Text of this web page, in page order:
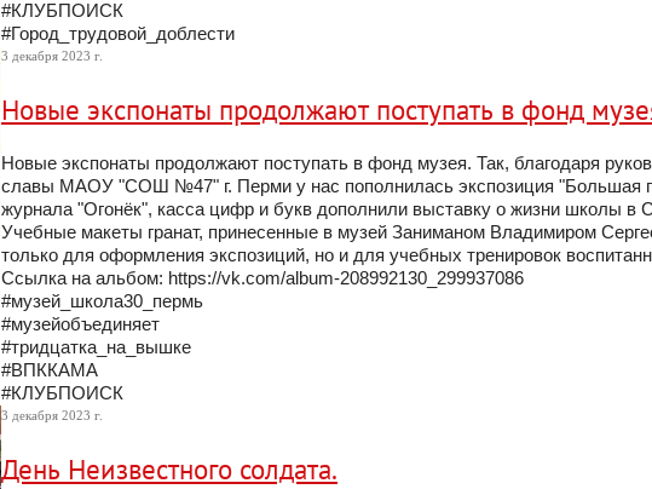
#КЛУБПОИСК
#Город_трудовой_доблести
3 декабря 2023 г.
Новые экспонаты продолжают поступать в фонд
Новые экспонаты продолжают поступать в фонд музея. Так, благодаря
славы МАОУ "СОШ №47" г. Перми у нас пополнилась экспозиция "Большая
журнала "Огонёк", касса цифр и букв дополнили выставку о жизни школы в
Учебные макеты гранат, принесенные в музей Заниманом Владимиром
только для оформления экспозиций, но и для учебных тренировок
Ссылка на альбом: https://vk.com/album-208992130_299937086
#музей_школа30_пермь
#музейобъединяет
#тридцатка_на_вышке
#ВПККАМА
#КЛУБПОИСК
3 декабря 2023 г.
День Неизвестного солдата.